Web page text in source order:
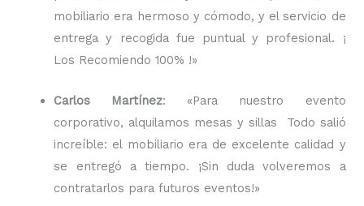
mobiliario era hermoso y cómodo, y el servicio de
entrega y recogida fue puntual y profesional. ¡
Los Recomiendo 100% !»
Carlos Martínez: «Para nuestro evento
corporativo, alquilamos mesas y sillas Todo salió
increíble: el mobiliario era de excelente calidad y
se entregó a tiempo. ¡Sin duda volveremos a
contratarlos para futuros eventos!»